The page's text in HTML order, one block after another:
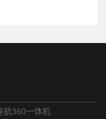
航360一体机